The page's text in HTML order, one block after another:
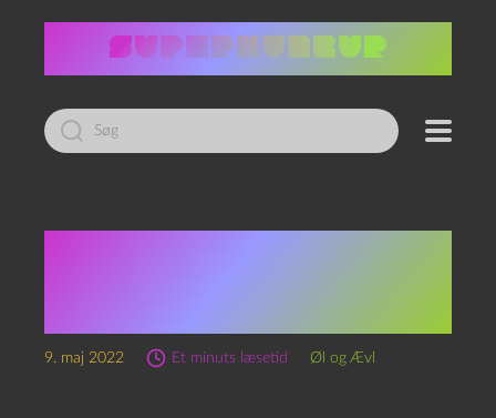
Led
efter:
9. maj 2022 Et minuts læsetid Øl og Ævl